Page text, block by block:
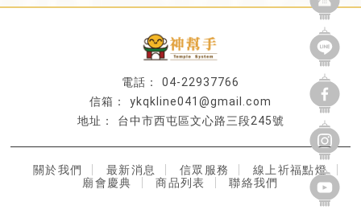
04-22937766
ykqkline041@gmail.com
台中市西屯區文心路三段245號
關於我們 最新消息 信眾服務
線上祈福點燈
廟會慶典
商品列表 聯絡我們